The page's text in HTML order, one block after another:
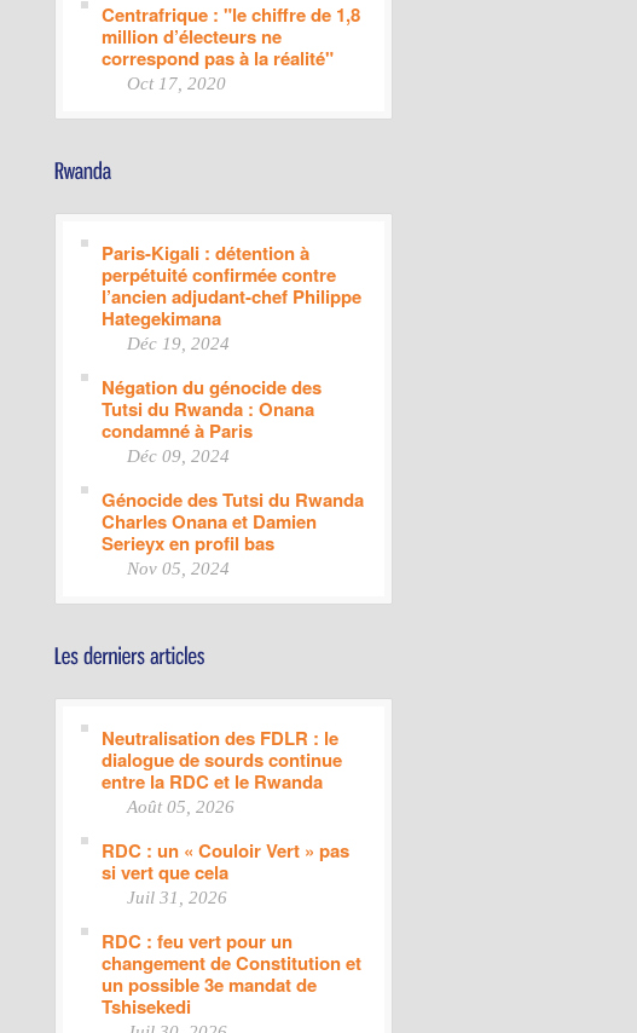
Centrafrique : "le chiffre de 1,8
million d’électeurs ne
correspond pas à la réalité"
Oct 17, 2020
Paris-Kigali : détention à
perpétuité confirmée contre
l’ancien adjudant-chef Philippe
Hategekimana
Déc 19, 2024
Négation du génocide des
Tutsi du Rwanda : Onana
condamné à Paris
Déc 09, 2024
Génocide des Tutsi du Rwanda
Charles Onana et Damien
Serieyx en profil bas
Nov 05, 2024
Neutralisation des FDLR : le
dialogue de sourds continue
entre la RDC et le Rwanda
Août 05, 2026
RDC : un « Couloir Vert » pas
si vert que cela
Juil 31, 2026
RDC : feu vert pour un
changement de Constitution et
un possible 3e mandat de
Tshisekedi